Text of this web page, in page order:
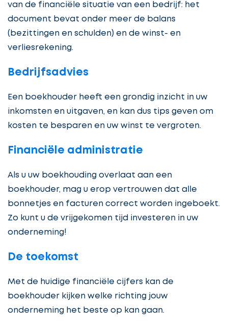
van de financiële situatie van een bedrijf: het
document bevat onder meer de balans
(bezittingen en schulden) en de winst- en
verliesrekening.
Bedrijfsadvies
Een boekhouder heeft een grondig inzicht in uw
inkomsten en uitgaven, en kan dus tips geven om
kosten te besparen en uw winst te vergroten.
Financiële administratie
Als u uw boekhouding overlaat aan een
boekhouder, mag u erop vertrouwen dat alle
bonnetjes en facturen correct worden ingeboekt.
Zo kunt u de vrijgekomen tijd investeren in uw
onderneming!
De toekomst
Met de huidige financiële cijfers kan de
boekhouder kijken welke richting jouw
onderneming het beste op kan gaan.